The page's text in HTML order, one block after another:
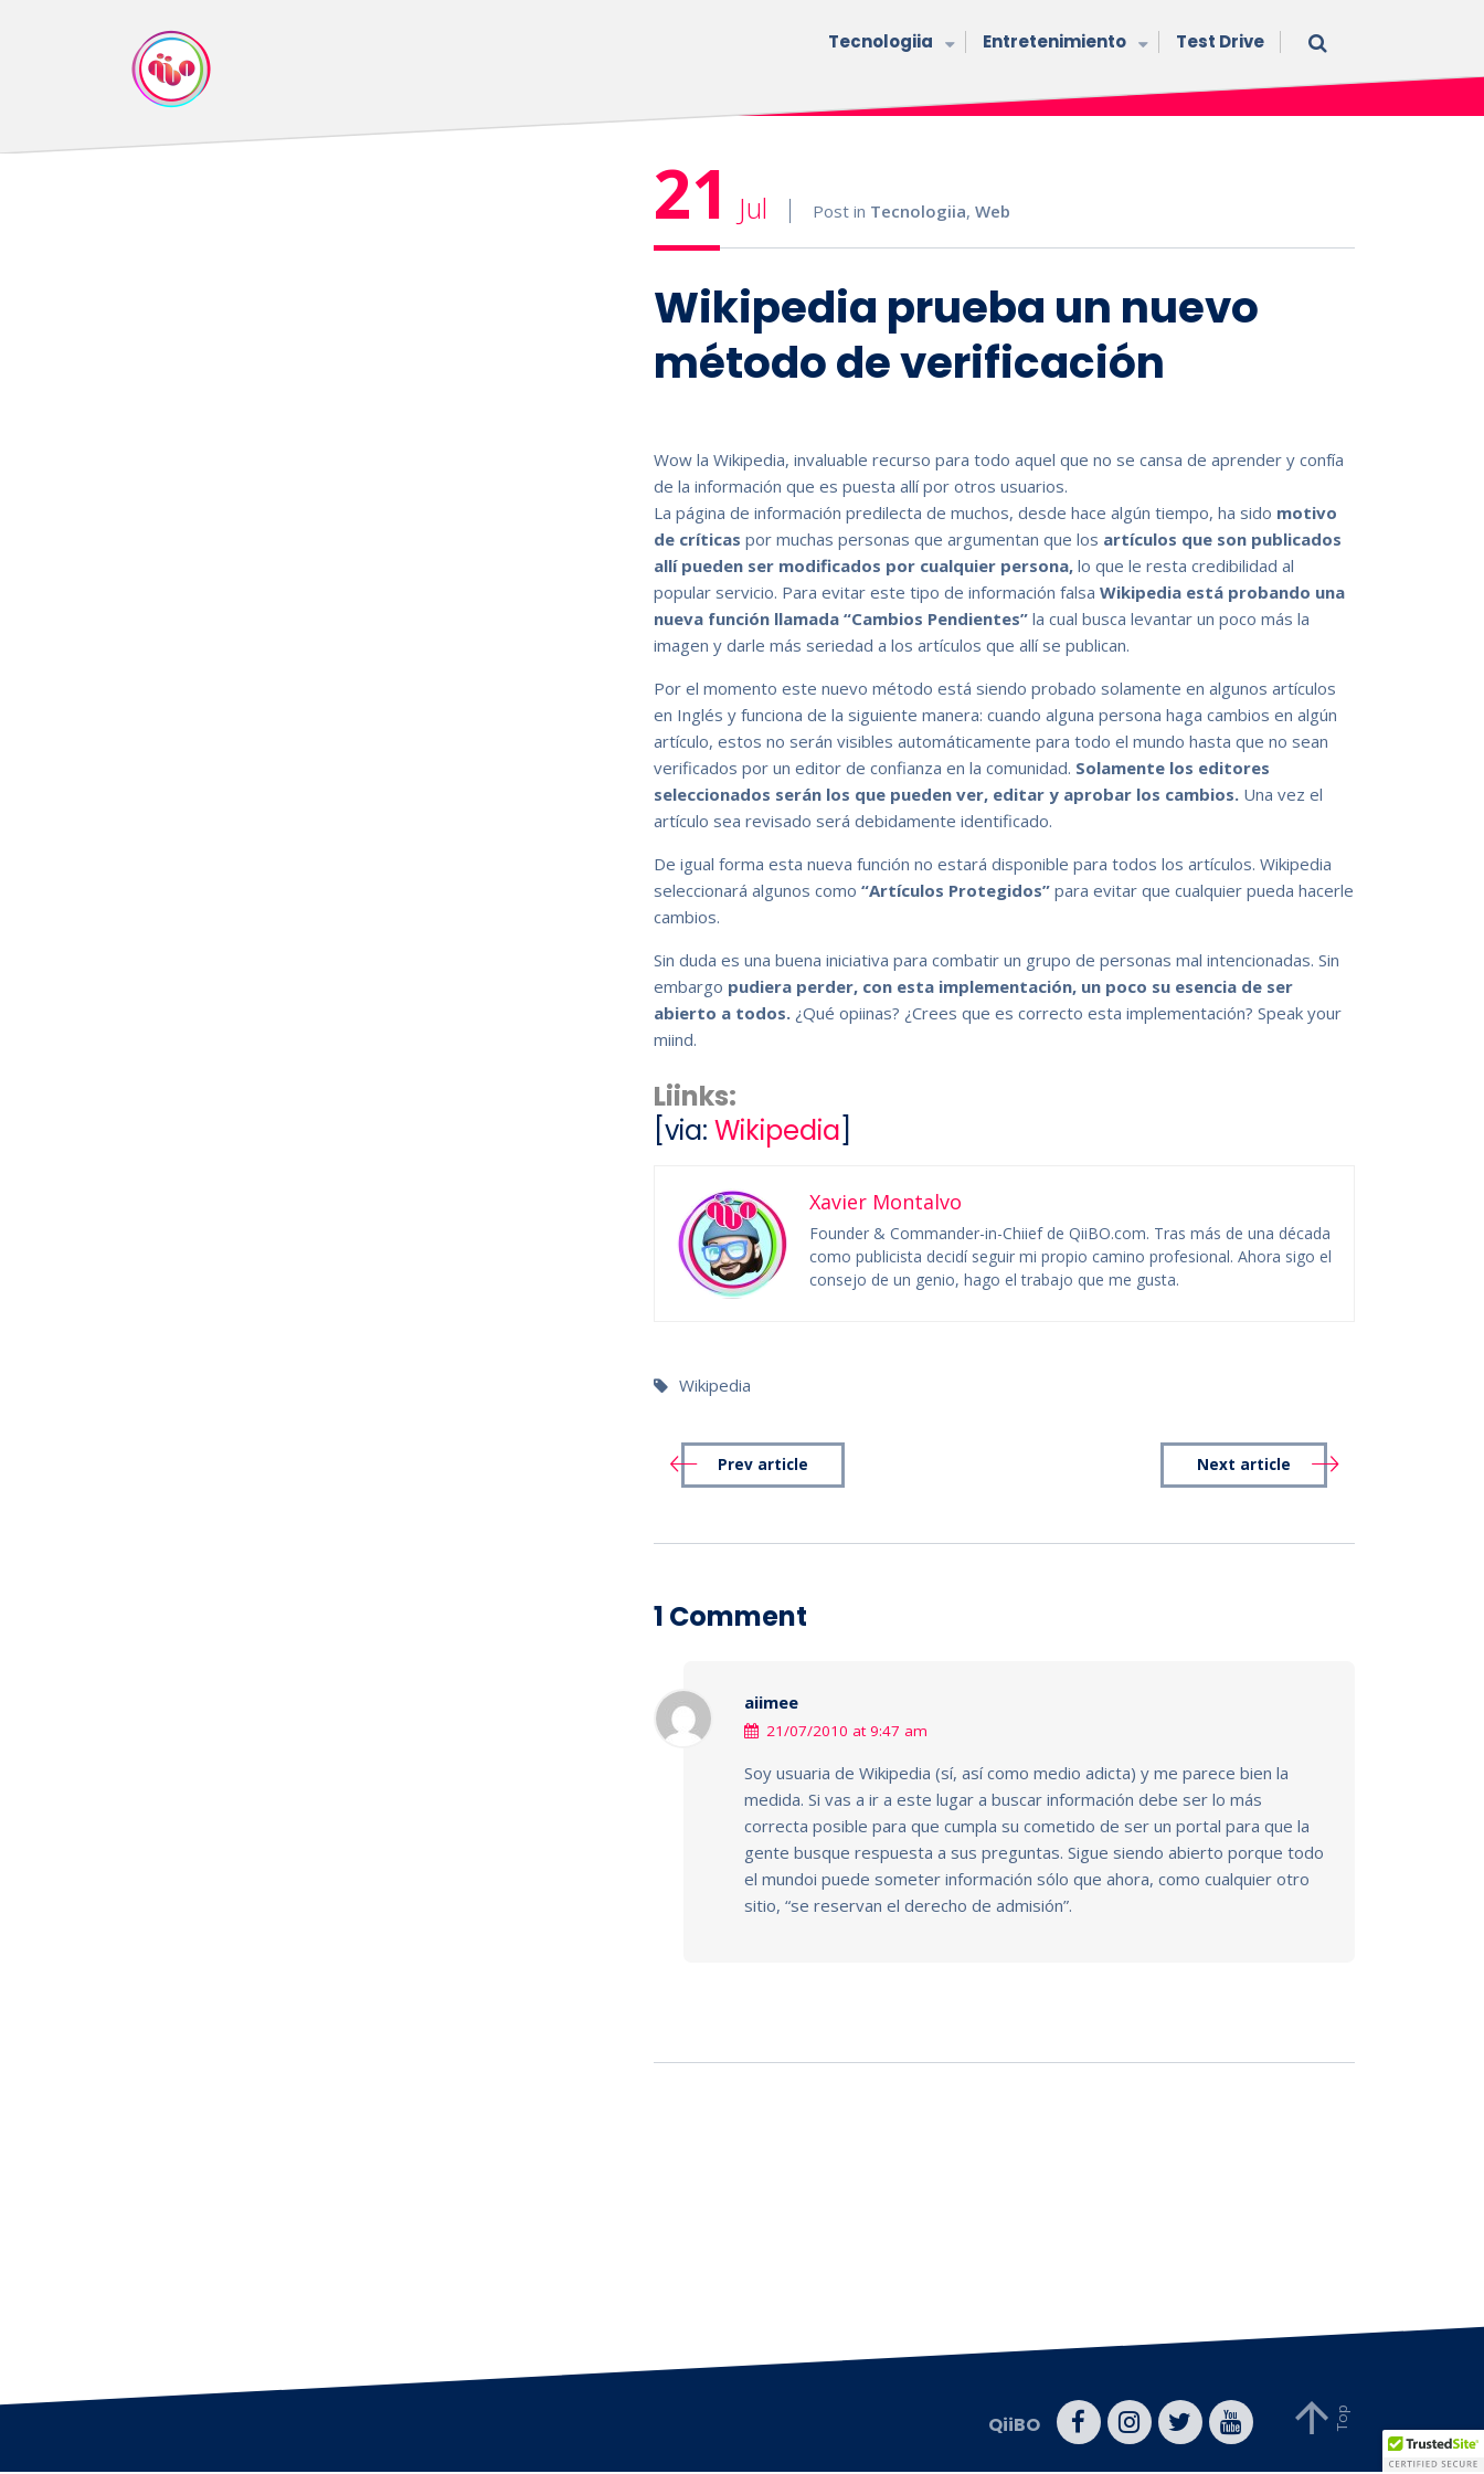
Tecnologiia Entretenimiento Test Drive
21 Jul Post in Tecnologiia,Web
Wikipedia prueba un nuevo
método de verificación
Wow la Wikipedia, invaluable recurso para todo aquel que no se cansa de aprender y confía
de la información que es puesta allí por otros usuarios.
La página de información predilecta de muchos, desde hace algún tiempo, ha sido motivo
de críticas por muchas personas que argumentan que los artículos que son publicados
allí pueden ser modificados por cualquier persona, lo que le resta credibilidad al
popular servicio. Para evitar este tipo de información falsaWikipedia está probando una
nueva función llamada “Cambios Pendientes” la cual busca levantar un poco más la
imagen y darle más seriedad a los artículos que allí se publican.
Por el momento este nuevo método está siendo probado solamente en algunos artículos
en Inglés y funciona de la siguiente manera: cuando alguna persona haga cambios en algún
artículo, estos no serán visibles automáticamente para todo el mundo hasta que no sean
verificados por un editor de confianza en la comunidad. Solamente los editores
seleccionados serán los que pueden ver, editar y aprobar los cambios. Una vez el
artículo sea revisado será debidamente identificado.
De igual forma esta nueva función no estará disponible para todos los artículos. Wikipedia
seleccionará algunos como“Artículos Protegidos” para evitar que cualquier pueda hacerle
cambios.
Sin duda es una buena iniciativa para combatir un grupo de personas mal intencionadas. Sin
embargo pudiera perder, con esta implementación, un poco su esencia de ser
abierto a todos. ¿Qué opiinas? ¿Crees que es correcto esta implementación? Speak your
miind.
Liinks:
[via:Wikipedia
Xavier Montalvo
Founder & Commander-in-Chiief de QiiBO.com. Tras más de una década
como publicista decidí seguir mi propio camino profesional. Ahora sigo el
consejo de un genio, hago el trabajo que me gusta.
Wikipedia
Prev article Next article
1 Comment
aiimee
21/07/2010 at 9:47 am
Soy usuaria de Wikipedia (sí, así como medio adicta) y me parece bien la
medida. Si vas a ir a este lugar a buscar información debe ser lo más
correcta posible para que cumpla su cometido de ser un portal para que la
gente busque respuesta a sus preguntas. Sigue siendo abierto porque todo
el mundoi puede someter información sólo que ahora, como cualquier otro
sitio, “se reservan el derecho de admisión”.
QiiBO